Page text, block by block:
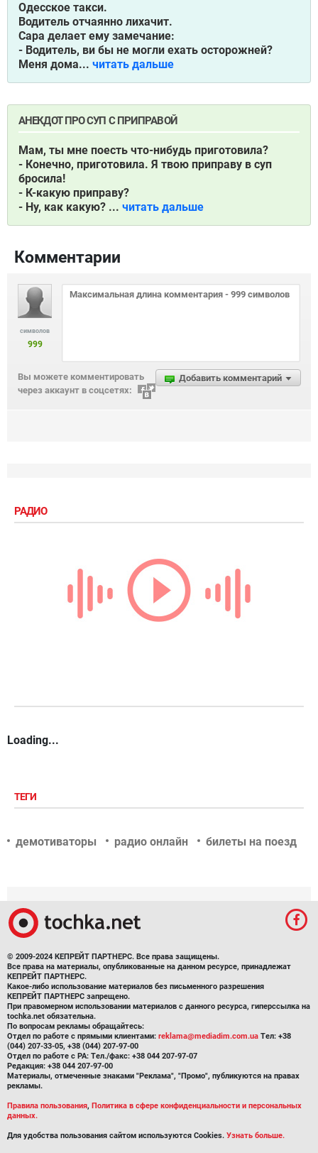
Одесское такси.
Водитель отчаянно лихачит.
Сара делает ему замечание:
- Водитель, ви бы не могли ехать осторожней?
Меня дома... читать дальше
АНЕКДОТ ПРО СУП С ПРИПРАВОЙ
Мам, ты мне поесть что-нибудь приготовила?
- Конечно, приготовила. Я твою приправу в суп
бросила!
- К-какую приправу?
- Ну, как какую? ... читать дальше
Комментарии
символов
999
Добавить комментарий
Вы можете комментировать
через аккаунт в соцсетях:
РАДИО
Loading...
ТЕГИ
демотиваторы радио онлайн билеты на поезд
© 2009-2024 КЕПРЕЙТ ПАРТНЕРС. Все права защищены.
Все права на материалы, опубликованные на данном ресурсе, принадлежат
КЕПРЕЙТ ПАРТНЕРС.
Какое-либо использование материалов без письменного разрешения
КЕПРЕЙТ ПАРТНЕРС запрещено.
При правомерном использовании материалов с данного ресурса, гиперссылка на
tochka.net обязательна.
По вопросам рекламы обращайтесь:
Отдел по работе с прямыми клиентами: reklama@mediadim.com.ua Тел: +38
(044) 207-33-05, +38 (044) 207-97-00
Отдел по работе с РА: Тел./факс: +38 044 207-97-07
Редакция: +38 044 207-97-00
Материалы, отмеченные знаками "Реклама", "Промо", публикуются на правах
рекламы.
Правила пользования, Политика в сфере конфиденциальности и персональных
данных.
Для удобства пользования сайтом используются Cookies. Узнать больше.